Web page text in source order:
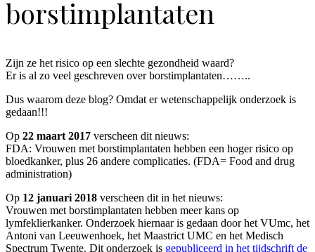
borstimplantaten
Zijn ze het risico op een slechte gezondheid waard?
Er is al zo veel geschreven over borstimplantaten……..
Dus waarom deze blog? Omdat er wetenschappelijk onderzoek is
gedaan!!!
Op 22 maart 2017 verscheen dit nieuws:
FDA: Vrouwen met borstimplantaten hebben een hoger risico op
bloedkanker, plus 26 andere complicaties. (FDA= Food and drug
administration)
Op 12 januari 2018 verscheen dit in het nieuws:
Vrouwen met borstimplantaten hebben meer kans op
lymfeklierkanker. Onderzoek hiernaar is gedaan door het VUmc, het
Antoni van Leeuwenhoek, het Maastrict UMC en het Medisch
Spectrum Twente. Dit onderzoek is gepubliceerd in het tijdschrift de